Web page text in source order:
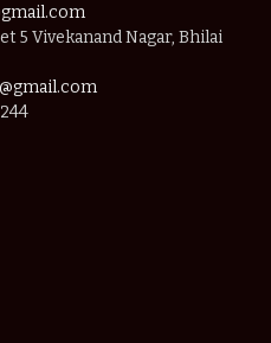
5 Vivekanand Nagar, Bhilai